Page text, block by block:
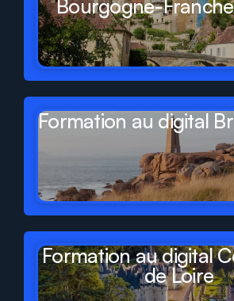
Bourgogne-
Formation au digital
Formation au digital
de Loire